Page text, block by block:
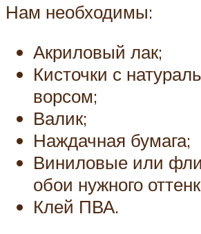
Нам необходимы:
Акриловый лак;
Кисточки с
ворсом;
Валик;
Наждачная бумага;
Виниловые или
обои нужного
Клей ПВА.